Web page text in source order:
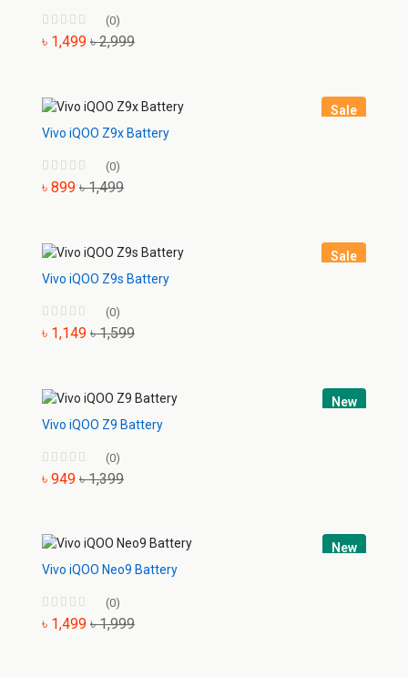
(0)
৳ 1,499 ৳ 2,999
Sale
Vivo iQOO Z9x Battery
(0)
৳ 899 ৳ 1,499
Sale
Vivo iQOO Z9s Battery
(0)
৳ 1,149 ৳ 1,599
New
Vivo iQOO Z9 Battery
(0)
৳ 949 ৳ 1,399
New
Vivo iQOO Neo9 Battery
(0)
৳ 1,499 ৳ 1,999